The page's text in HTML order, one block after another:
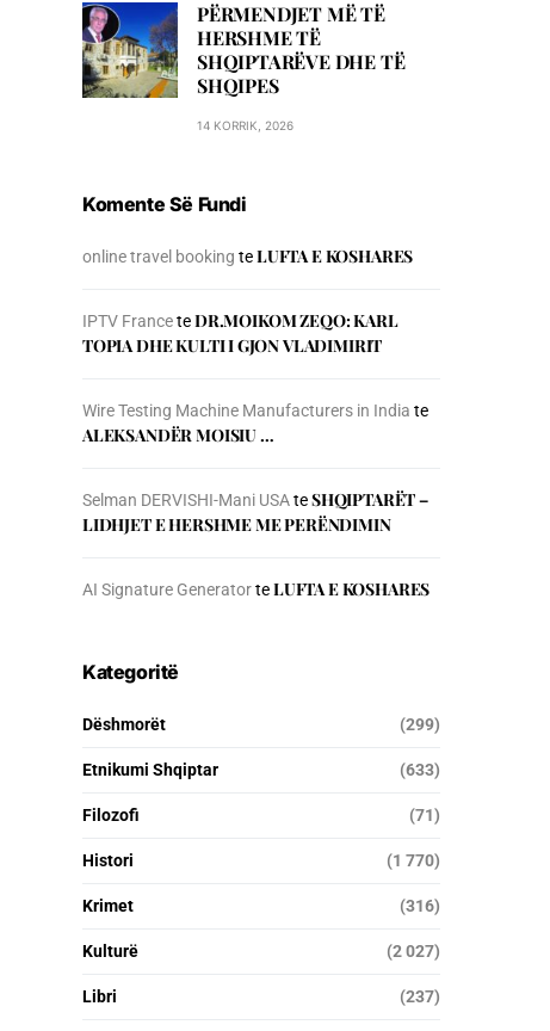
PËRMENDJET MË TË
HERSHME TË
SHQIPTARËVE DHE TË
SHQIPES
14 KORRIK, 2026
Komente Së Fundi
online travel booking teLUFTA E KOSHARES
IPTV FranceteDR.MOIKOM ZEQO: KARL
TOPIA DHE KULTI I GJON VLADIMIRIT
Wire Testing Machine Manufacturers in India te
ALEKSANDËR MOISIU …
Selman DERVISHI-Mani USAteSHQIPTARËT –
LIDHJET E HERSHME ME PERËNDIMIN
AI Signature GeneratorteLUFTA E KOSHARES
Kategoritë
Dëshmorët (299)
Etnikumi Shqiptar (633)
Filozofi (71)
Histori (1 770)
Krimet (316)
Kulturë (2 027)
Libri (237)